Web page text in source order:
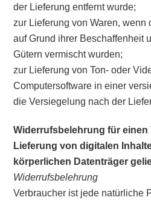
der Lieferung entfernt wurde;
zur Lieferung von Waren, wenn
auf Grund ihrer Beschaffenheit
Gütern vermischt wurden;
zur Lieferung von Ton- oder
Computersoftware in einer
die Versiegelung nach der
Widerrufsbelehrung für einen
Lieferung von digitalen
körperlichen Datenträger
Widerrufsbelehrung
Verbraucher ist jede natürliche